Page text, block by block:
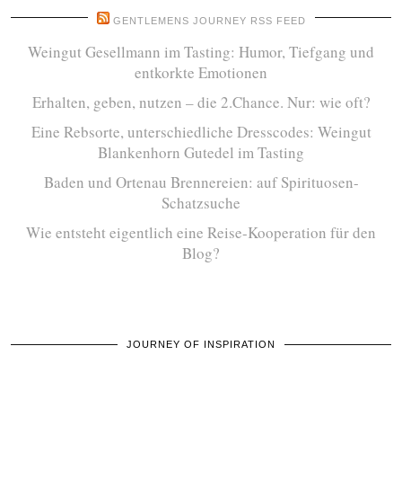
GENTLEMENS JOURNEY RSS FEED
Weingut Gesellmann im Tasting: Humor, Tiefgang und
entkorkte Emotionen
Erhalten, geben, nutzen – die 2.Chance. Nur: wie oft?
Eine Rebsorte, unterschiedliche Dresscodes: Weingut
Blankenhorn Gutedel im Tasting
Baden und Ortenau Brennereien: auf Spirituosen-
Schatzsuche
Wie entsteht eigentlich eine Reise-Kooperation für den
Blog?
JOURNEY OF INSPIRATION